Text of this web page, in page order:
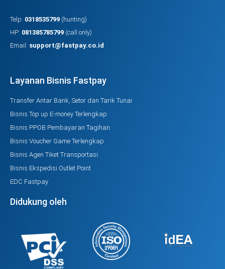
Telp: 0318535799 (hunting)
HP: 081385785799 (call only)
Email: support@fastpay.co.id
Layanan Bisnis Fastpay
Transfer Antar Bank, Setor dan Tarik Tunai
Bisnis Top up E-money Terlengkap
Bisnis PPOB Pembayaran Tagihan
Bisnis Voucher Game Terlengkap
Bisnis Agen Tiket Transportasi
Bisnis Ekspedisi Outlet Point
EDC Fastpay
Didukung oleh